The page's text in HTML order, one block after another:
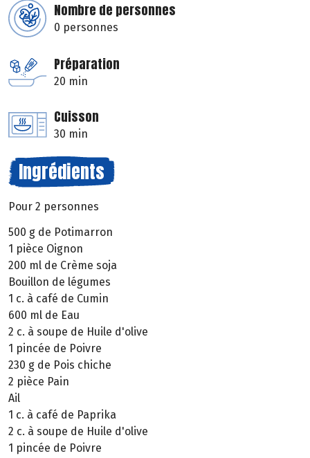
Nombre de personnes
0 personnes
Préparation
20 min
Cuisson
30 min
Ingrédients
Pour 2 personnes
500 g de Potimarron
1 pièce Oignon
200 ml de Crème soja
Bouillon de légumes
1 c. à café de Cumin
600 ml de Eau
2 c. à soupe de Huile d'olive
1 pincée de Poivre
230 g de Pois chiche
2 pièce Pain
Ail
1 c. à café de Paprika
2 c. à soupe de Huile d'olive
1 pincée de Poivre